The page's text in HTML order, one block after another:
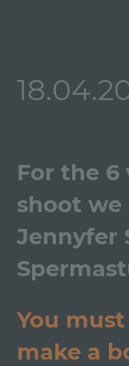
For the 6
shoot we
Jennyfer
You
make a